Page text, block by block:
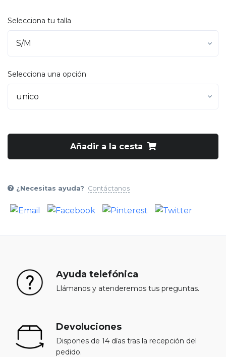
Selecciona tu talla
Selecciona una opción
Añadir a la cesta
¿Necesitas ayuda? Contáctanos
Ayuda telefónica
Llámanos y atenderemos tus preguntas.
Devoluciones
Dispones de 14 días tras la recepción del
pedido.